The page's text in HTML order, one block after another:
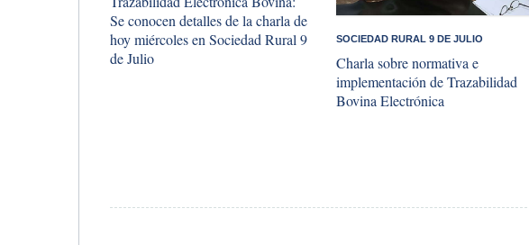
Se conocen detalles de la charla de
hoy miércoles en Sociedad Rural 9
de Julio
SOCIEDAD RURAL 9 DE JULIO
Charla sobre normativa e
implementación de Trazabilidad
Bovina Electrónica